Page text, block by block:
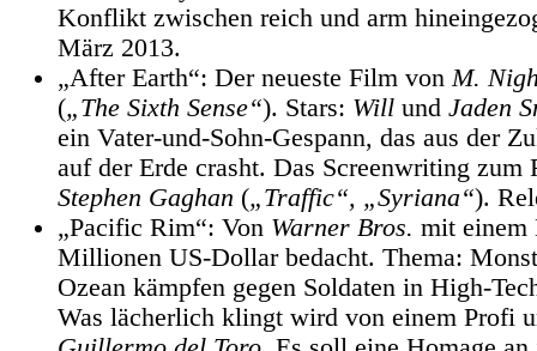
Konflikt zwischen reich und arm
März 2013.
„After Earth“: Der neueste Film vonM.
(„The Sixth Sense“). Stars: Will und Jaden
ein Vater-und-Sohn-Gespann, das aus der
auf der Erde crasht. Das Screenwriting zum
Stephen Gaghan („Traffic“, „Syriana“).
„Pacific Rim“: Von Warner Bros. mit einem
Millionen US-Dollar bedacht. Thema:
Ozean kämpfen gegen Soldaten in High-
Was lächerlich klingt wird von einem Profi